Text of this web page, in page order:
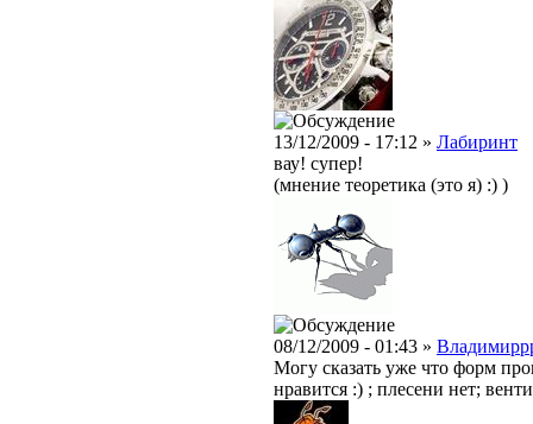
13/12/2009 - 17:12 » Лабиринт
вау! супер!
(мнение теоретика (это я) :) )
08/12/2009 - 01:43 »
Могу сказать уже что форм
нравится :) ; плесени нет;